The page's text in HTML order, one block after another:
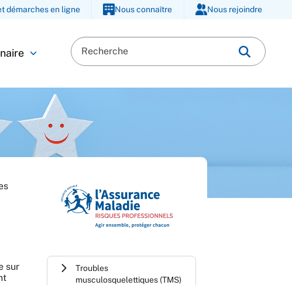
démarches en ligne Nous connaître Nous rejoindre
sur
Troubles
musculosquelettiques (TMS)